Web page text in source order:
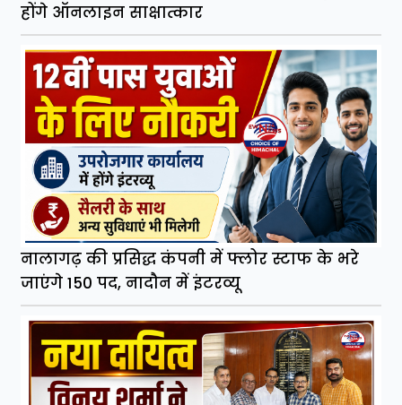
होंगे ऑनलाइन साक्षात्कार
नालागढ़ की प्रसिद्ध कंपनी में फ्लोर स्टाफ के भरे
जाएंगे 150 पद, नादौन में इंटरव्यू